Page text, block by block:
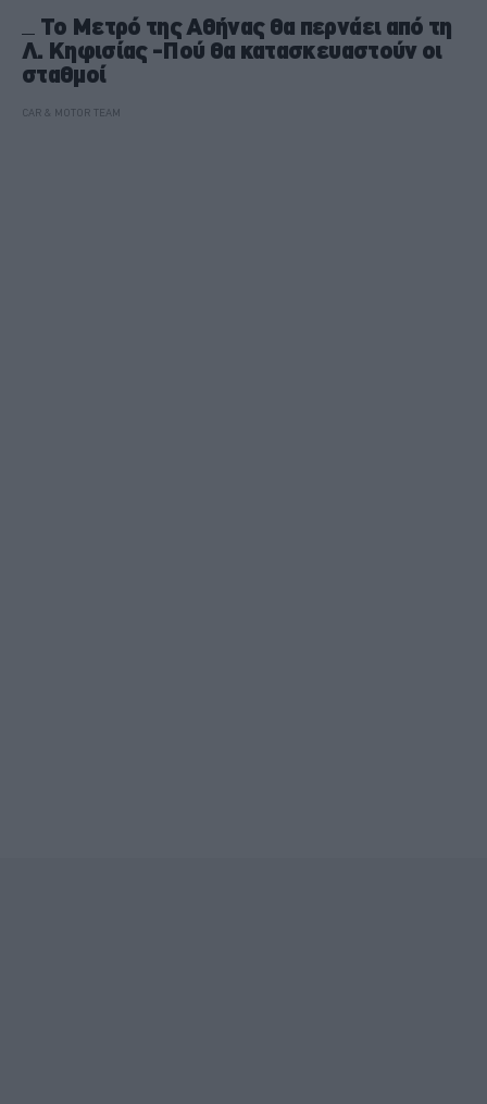
Το Μετρό της Αθήνας θα περνάει από τη
Λ. Κηφισίας -Πού θα κατασκευαστούν οι
σταθμοί
CAR & MOTOR TEAM